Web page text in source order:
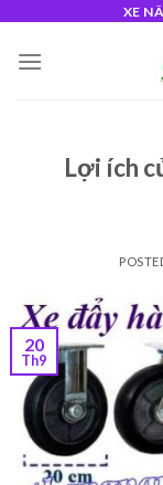
content
XE
Lợi ích
20
Th9